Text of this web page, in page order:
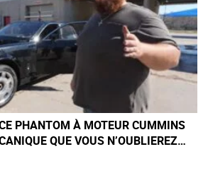
PHANTOM À MOTEUR CUMMINS
QUE VOUS N’OUBLIEREZ